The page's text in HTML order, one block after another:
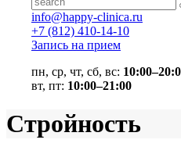
info@happy-clinica.ru
+7 (812) 410-14-10
Запись на прием
пн, ср, чт, сб, вс:
вт, пт: 10:00–21:00
Стройность